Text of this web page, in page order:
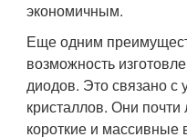
экономичным.
Еще одним
возможность
диодов. Это связано
кристаллов. Они
короткие и